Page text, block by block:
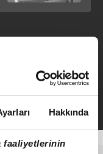
Hakkında
faaliyetlerinin